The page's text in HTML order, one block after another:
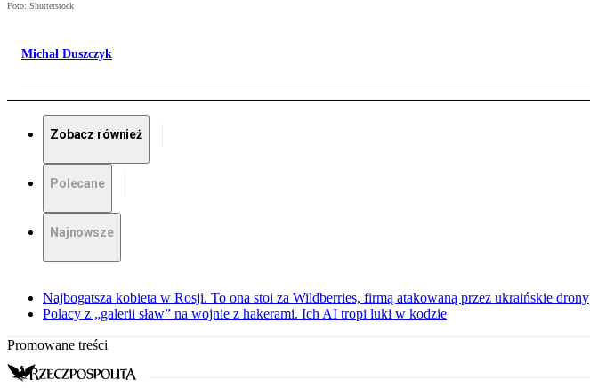
Foto: Shutterstock
Michał Duszczyk
Zobacz również
Polecane
Najnowsze
Najbogatsza kobieta w Rosji. To ona stoi za Wildberries, firmą atakowaną przez ukraińskie drony
Polacy z „galerii sław” na wojnie z hakerami. Ich AI tropi luki w kodzie
Promowane treści